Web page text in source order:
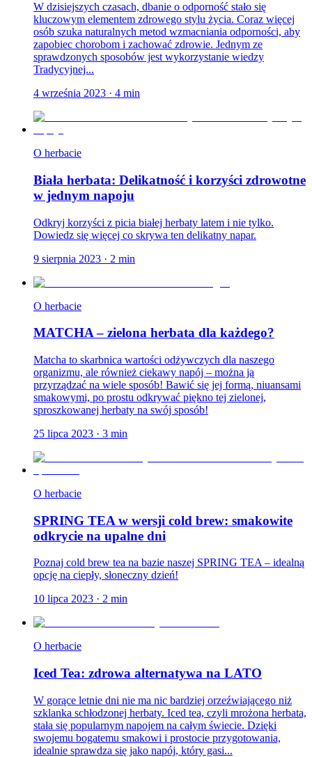
W dzisiejszych czasach, dbanie o odporność stało się
kluczowym elementem zdrowego stylu życia. Coraz więcej
osób szuka naturalnych metod wzmacniania odporności, aby
zapobiec chorobom i zachować zdrowie. Jednym ze
sprawdzonych sposobów jest wykorzystanie wiedzy
Tradycyjnej...
4 września 2023 · 4 min
O herbacie
Biała herbata: Delikatność i korzyści zdrowotne
w jednym napoju
Odkryj korzyści z picia białej herbaty latem i nie tylko.
Dowiedz się więcej co skrywa ten delikatny napar.
9 sierpnia 2023 · 2 min
O herbacie
MATCHA – zielona herbata dla każdego?
Matcha to skarbnica wartości odżywczych dla naszego
organizmu, ale również ciekawy napój – można ją
przyrządzać na wiele sposób! Bawić się jej formą, niuansami
smakowymi, po prostu odkrywać piękno tej zielonej,
sproszkowanej herbaty na swój sposób!
25 lipca 2023 · 3 min
O herbacie
SPRING TEA w wersji cold brew: smakowite
odkrycie na upalne dni
Poznaj cold brew tea na bazie naszej SPRING TEA – idealną
opcję na ciepły, słoneczny dzień!
10 lipca 2023 · 2 min
O herbacie
Iced Tea: zdrowa alternatywa na LATO
W gorące letnie dni nie ma nic bardziej orzeźwiającego niż
szklanka schłodzonej herbaty. Iced tea, czyli mrożona herbata,
stała się popularnym napojem na całym świecie. Dzięki
swojemu bogatemu smakowi i prostocie przygotowania,
idealnie sprawdza się jako napój, który gasi...